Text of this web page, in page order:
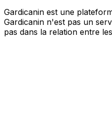
Gardicanin est une
Gardicanin n'est pas un
pas dans la relation entre